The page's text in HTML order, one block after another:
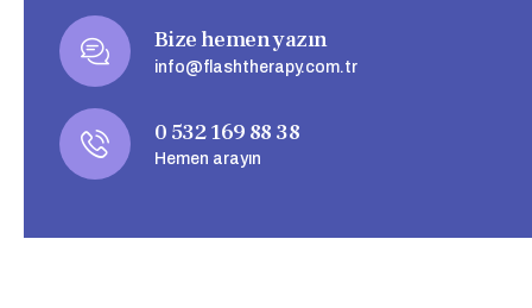
Bize hemen yazın
info@flashtherapy.com.tr
0 532 169 88 38
Hemen arayın